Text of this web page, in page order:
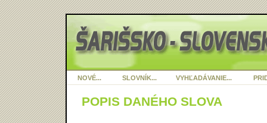
NOVÉ... SLOVNÍK... VYHĽADÁVANIE...
POPIS DANÉHO SLOVA